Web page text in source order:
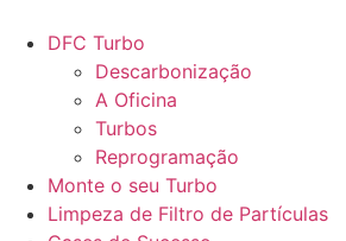
para
conteúdo
DFC Turbo
Descarbonização
A Oficina
Turbos
Reprogramação
Monte o seu Turbo
Limpeza de Filtro de Partículas